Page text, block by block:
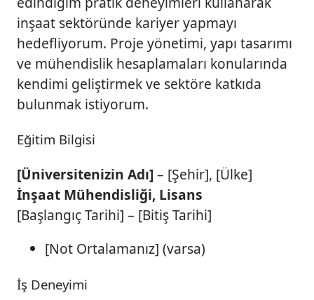
inşaat sektöründe kariyer yapmayı
hedefliyorum. Proje yönetimi, yapı tasarımı
ve mühendislik hesaplamaları konularında
kendimi geliştirmek ve sektöre katkıda
bulunmak istiyorum.
Eğitim Bilgisi
[Üniversitenizin Adı] – [Şehir], [Ülke]
İnşaat Mühendisliği, Lisans
[Başlangıç Tarihi] – [Bitiş Tarihi]
[Not Ortalamanız] (varsa)
İş Deneyimi